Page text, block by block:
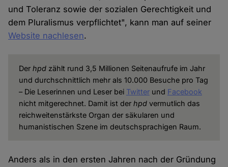
und Toleranz sowie der sozialen Gerechtigkeit und
dem Pluralismus verpflichtet", kann man auf seiner
Website nachlesen.
Der hpdzählt rund 3,5 Millionen Seitenaufrufe im Jahr
und durchschnittlich mehr als 10.000 Besuche pro Tag
– Die Leserinnen und Leser bei Twitterund Facebook
nicht mitgerechnet. Damit ist der hpdvermutlich das
reichweitenstärkste Organ der säkularen und
humanistischen Szene im deutschsprachigen Raum.
Anders als in den ersten Jahren nach der Gründung